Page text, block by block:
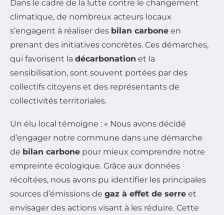
Dans le cadre de la lutte contre le changement
climatique, de nombreux acteurs locaux
s’engagent à réaliser des bilan carbone en
prenant des initiatives concrètes. Ces démarches,
qui favorisent la décarbonation et la
sensibilisation, sont souvent portées par des
collectifs citoyens et des représentants de
collectivités territoriales.
Un élu local témoigne : « Nous avons décidé
d’engager notre commune dans une démarche
de bilan carbone pour mieux comprendre notre
empreinte écologique. Grâce aux données
récoltées, nous avons pu identifier les principales
sources d’émissions de gaz à effet de serre et
envisager des actions visant à les réduire. Cette